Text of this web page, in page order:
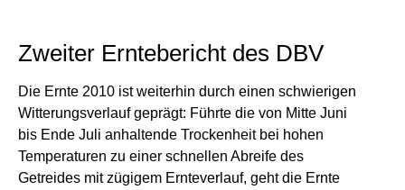
Zweiter Erntebericht des DBV
Die Ernte 2010 ist weiterhin durch einen schwierigen
Witterungsverlauf geprägt: Führte die von Mitte Juni
bis Ende Juli anhaltende Trockenheit bei hohen
Temperaturen zu einer schnellen Abreife des
Getreides mit zügigem Ernteverlauf, geht die Ernte